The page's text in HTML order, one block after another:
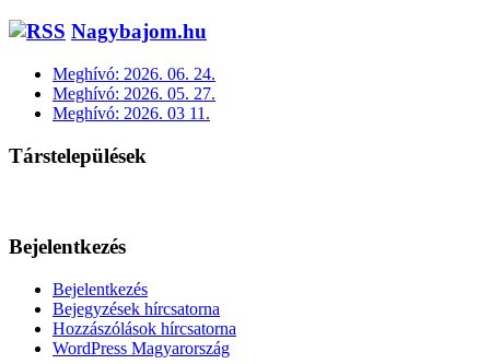
Nagybajom.hu
Meghívó: 2026. 06. 24.
Meghívó: 2026. 05. 27.
Meghívó: 2026. 03 11.
Társtelepülések
Bejelentkezés
Bejelentkezés
Bejegyzések hírcsatorna
Hozzászólások hírcsatorna
WordPress Magyarország